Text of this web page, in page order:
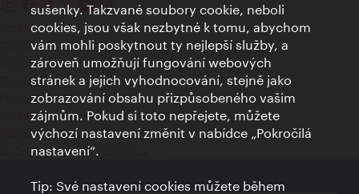
Kontakty
Credits
Prohlášení o ochraně osobních údajů
Terms of Use
Přístupnost
Kontakt pro tisk
Nastavení cookies
© Copyright Wien Tourismus
sušenky. Takzvané soubory cookie, neboli
cookies, jsou však nezbytné k tomu, abychom
vám mohli poskytnout ty nejlepší služby, a
zároveň umožňují fungování webových
stránek a jejich vyhodnocování, stejně jako
zobrazování obsahu přizpůsobeného vašim
zájmům. Pokud si toto nepřejete, můžete
výchozí nastavení změnit v nabídce „Pokročilá
nastavení“.
Tip: Své nastavení cookies můžete během